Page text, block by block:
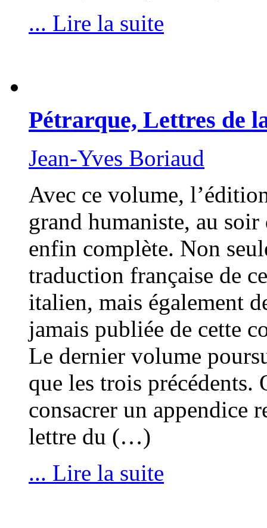
... Lire la suite
Pétrarque, Lettres de
Jean-Yves Boriaud
Avec ce volume,
grand humaniste, au
enfin complète. Non
traduction française de
italien, mais également
jamais publiée de cette
Le dernier volume
que les trois précédents.
consacrer un appendice
lettre du (…)
... Lire la suite